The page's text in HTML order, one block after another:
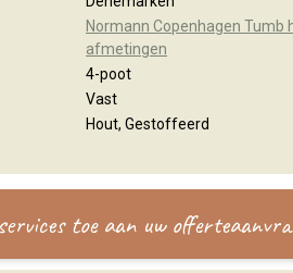
Normann Copenhagen Tumb
afmetingen
4-poot
Vast
Hout, Gestoffeerd
toe aan uw